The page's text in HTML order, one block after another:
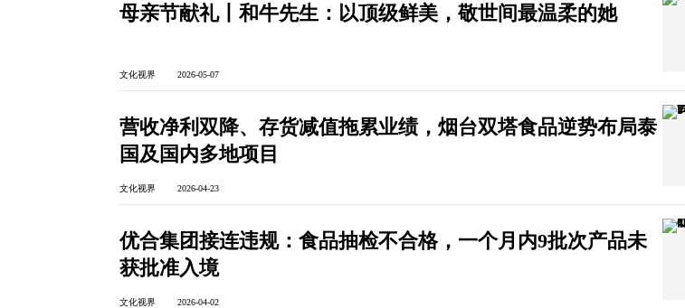
母亲节献礼丨和牛先生：以顶级鲜美，敬世间最温柔的她
文化视界 2026-05-07
营收净利双降、存货减值拖累业绩，烟台双塔食品逆势布局泰
国及国内多地项目
文化视界 2026-04-23
优合集团接连违规：食品抽检不合格，一个月内9批次产品未
获批准入境
文化视界 2026-04-02